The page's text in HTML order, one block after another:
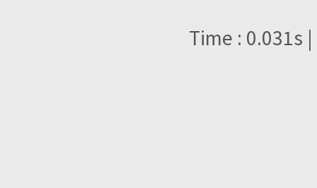
Time : 0.031s